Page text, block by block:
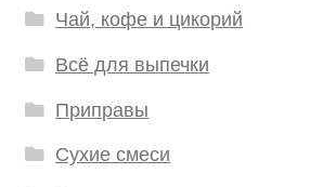
Чай, кофе и цикорий
Всё для выпечки
Приправы
Сухие смеси